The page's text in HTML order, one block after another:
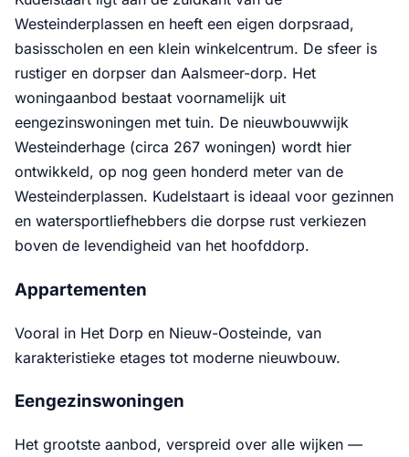
Westeinderplassen en heeft een eigen dorpsraad,
basisscholen en een klein winkelcentrum. De sfeer is
rustiger en dorpser dan Aalsmeer-dorp. Het
woningaanbod bestaat voornamelijk uit
eengezinswoningen met tuin. De nieuwbouwwijk
Westeinderhage (circa 267 woningen) wordt hier
ontwikkeld, op nog geen honderd meter van de
Westeinderplassen. Kudelstaart is ideaal voor gezinnen
en watersportliefhebbers die dorpse rust verkiezen
boven de levendigheid van het hoofddorp.
Appartementen
Vooral in Het Dorp en Nieuw-Oosteinde, van
karakteristieke etages tot moderne nieuwbouw.
Eengezinswoningen
Het grootste aanbod, verspreid over alle wijken —